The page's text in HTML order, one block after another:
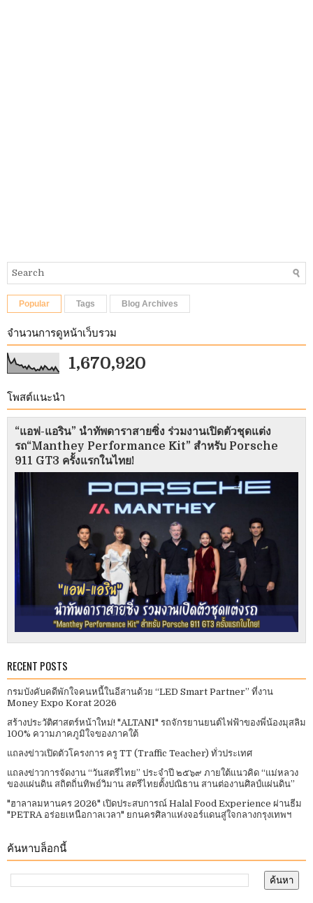
Popular Tags Blog Archives
จำนวนการดูหน้าเว็บรวม
1,670,920
โพสต์แนะนำ
“แอฟ-แอริน” นำทัพดาราสายซิ่ง ร่วมงานเปิดตัวชุดแต่ง
รถ“Manthey Performance Kit” สำหรับ Porsche
911 GT3 ครั้งแรกในไทย!
RECENT POSTS
กรมบังคับคดีพักใจคนหนี้ในอีสานด้วย “LED Smart Partner” ที่งาน
Money Expo Korat 2026
สร้างประวัติศาสตร์หน้าใหม่! "ALTANI" รถจักรยานยนต์ไฟฟ้าของพี่น้องมุสลิม
100% ความภาคภูมิใจของภาคใต้
แถลงข่าวเปิดตัวโครงการ ครู TT (Traffic Teacher) ทั่วประเทศ​
แถลงข่าวการจัดงาน “วันสตรีไทย” ประจําปี ๒๕๖๙ ภายใต้แนวคิด “แม่หลวง
ของแผ่นดิน สถิตถิ่นทิพย์วิมาน สตรีไทยตั้งปณิธาน สานต่องานศิลป์แผ่นดิน”
"ฮาลาลมหานคร 2026" เปิดประสบการณ์ Halal Food Experience ผ่านธีม
"PETRA อร่อยเหนือกาลเวลา" ยกนครศิลาแห่งจอร์แดนสู่ใจกลางกรุงเทพฯ
ค้นหาบล็อกนี้